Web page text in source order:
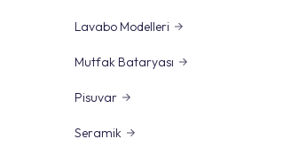
Lavabo Modelleri
Mutfak Bataryası
Pisuvar
Seramik